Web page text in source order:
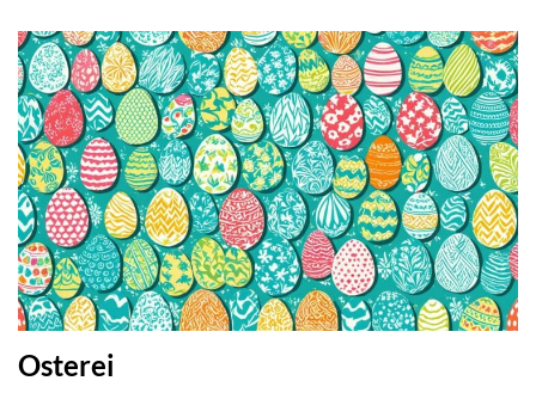
Osterei